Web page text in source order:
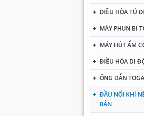
ĐIỀU HÒA TỦ
MÁY PHUN BI
MÁY HÚT ẨM
ĐIỀU HÒA DI
ỐNG DẪN
ĐẦU NỐI KHÍ
BẢN